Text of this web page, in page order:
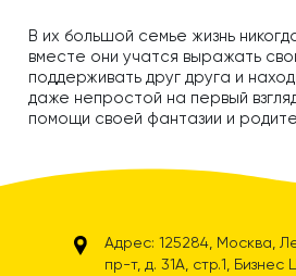
В их большой семье жизнь
вместе они учатся выражать
поддерживать друг друга и
даже непростой на первый
помощи своей фантазии и
Адрес: 125284, Москва,
пр-т, д. 31А, стр.1,